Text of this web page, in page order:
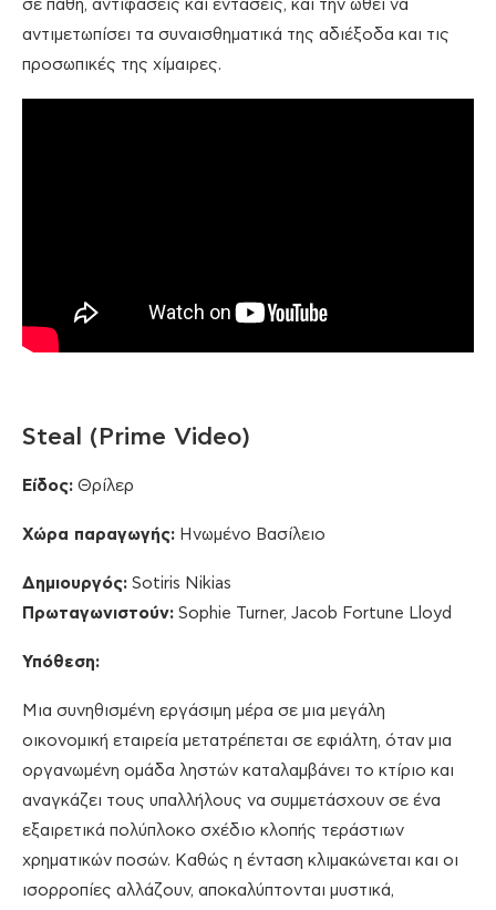
σε πάθη, αντιφάσεις και εντάσεις, και την ωθεί να
αντιμετωπίσει τα συναισθηματικά της αδιέξοδα και τις
προσωπικές της χίμαιρες.
Steal (Prime Video)
Είδος: Θρίλερ
Χώρα παραγωγής: Ηνωμένο Βασίλειο
Δημιουργός: Sotiris Nikias
Πρωταγωνιστούν: Sophie Turner, Jacob Fortune Lloyd
Υπόθεση:
Μια συνηθισμένη εργάσιμη μέρα σε μια μεγάλη
οικονομική εταιρεία μετατρέπεται σε εφιάλτη, όταν μια
οργανωμένη ομάδα ληστών καταλαμβάνει το κτίριο και
αναγκάζει τους υπαλλήλους να συμμετάσχουν σε ένα
εξαιρετικά πολύπλοκο σχέδιο κλοπής τεράστιων
χρηματικών ποσών. Καθώς η ένταση κλιμακώνεται και οι
ισορροπίες αλλάζουν, αποκαλύπτονται μυστικά,